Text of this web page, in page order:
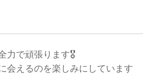
力で頑張ります🎖
会えるのを楽しみにしています